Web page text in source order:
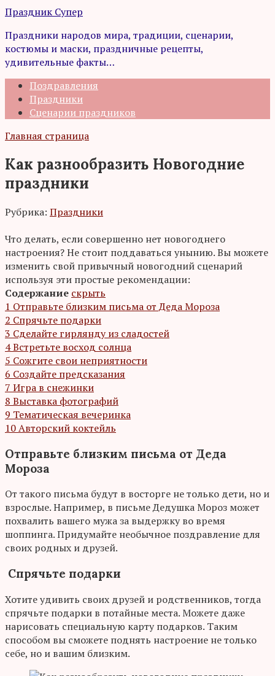
Перейти
контенту
Праздник Супер
Праздники народов мира, традиции, сценарии,
костюмы и маски, праздничные рецепты,
удивительные факты…
Поздравления
Праздники
Сценарии праздников
Главная страница
Как разнообразить Новогодние
праздники
Рубрика: Праздники
Что делать, если совершенно нет новогоднего
настроения? Не стоит поддаваться унынию. Вы можете
изменить свой привычный новогодний сценарий
используя эти простые рекомендации:
Содержание скрыть
1 Отправьте близким письма от Деда Мороза
2 Спрячьте подарки
3 Сделайте гирлянду из сладостей
4Встретьте восход солнца
5 Сожгите свои неприятности
6 Создайте предсказания
7 Игра в снежинки
8 Выставка фотографий
9 Тематическая вечеринка
10Авторский коктейль
Отправьте близким письма от Деда
Мороза
От такого письма будут в восторге не только дети, но и
взрослые. Например, в письме Дедушка Мороз может
похвалить вашего мужа за выдержку во время
шоппинга. Придумайте необычное поздравление для
своих родных и друзей.
Спрячьте подарки
Хотите удивить своих друзей и родственников, тогда
спрячьте подарки в потайные места. Можете даже
нарисовать специальную карту подарков. Таким
способом вы сможете поднять настроение не только
себе, но и вашим близким.